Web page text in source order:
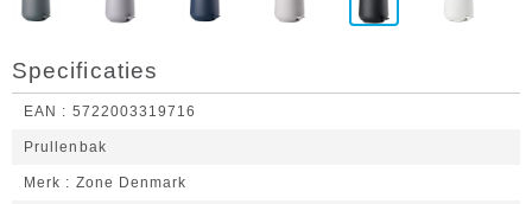
Specificaties
EAN 5722003319716
Prullenbak
Merk Zone Denmark